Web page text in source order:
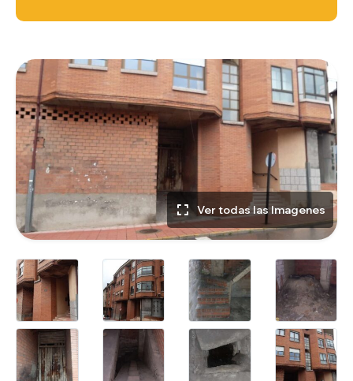
Ver todas las Imagenes